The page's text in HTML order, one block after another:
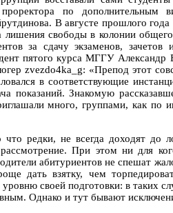
по дополнительным
В августе прошлого
лишения свободы в колонии
за сдачу экзаменов,
пятого курса МГГУ
zvezdo4ka_g: «Препод этот
в соответствующие
показаний. Знакомую
много, группами, как по
редки, не всегда доходят до
При этом ни для
абитуриентов не спешат
дать взятку, чем
своей подготовки: в таких
Однако и тут бывают